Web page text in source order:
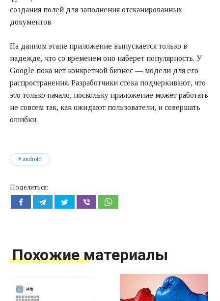
создания полей для заполнения отсканированных
документов.
На данном этапе приложение выпускается только в
надежде, что со временем оно наберет популярность. У
Google пока нет конкретной бизнес — модели для его
распространения. Разработчики стека подчеркивают, что
это только начало, поскольку приложение может работать
не совсем так, как ожидают пользователи, и совершать
ошибки.
android
Поделиться:
Похожие материалы